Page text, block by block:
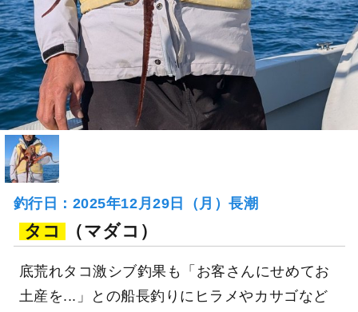
釣行日：2025年12月29日（月）長潮
タコ （マダコ）
底荒れタコ激シブ釣果も「お客さんにせめてお
土産を...」との船長釣りにヒラメやカサゴなど